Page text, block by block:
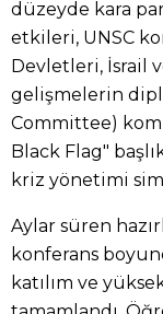
düzeyde kara
etkileri, UNSC
Devletleri, İsrail
gelişmelerin
Committee)
Black Flag"
kriz yönetimi
Aylar süren
konferans
katılım ve